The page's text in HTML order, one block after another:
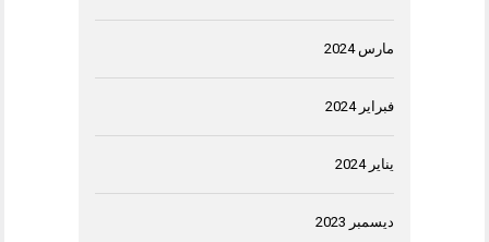
مارس 2024
فبراير 2024
يناير 2024
ديسمبر 2023